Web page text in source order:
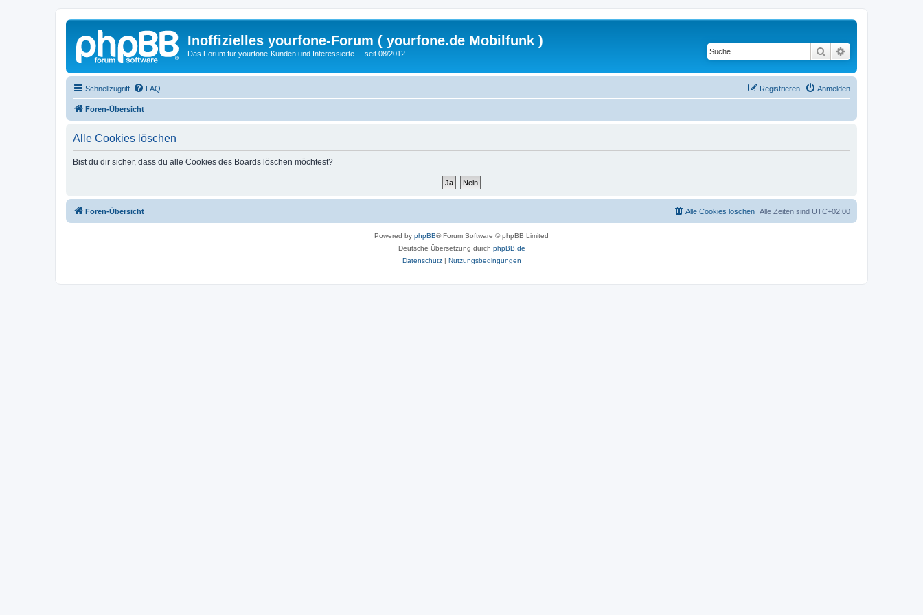
Inoffizielles yourfone-Forum ( yourfone.de Mobilfunk )
Das Forum für yourfone-Kunden und Interessierte ... seit 08/2012 Suche
Schnellzugriff FAQ Anmelden
Registrieren
Foren-Übersicht
Alle Cookies löschen
Bist du dir sicher, dass du alle Cookies des Boards löschen möchtest?
Foren-Übersicht Alle Zeiten sind UTC+02:00
Alle Cookies löschen
Powered by phpBB® Forum Software © phpBB Limited
Deutsche Übersetzung durch phpBB.de
Datenschutz| Nutzungsbedingungen